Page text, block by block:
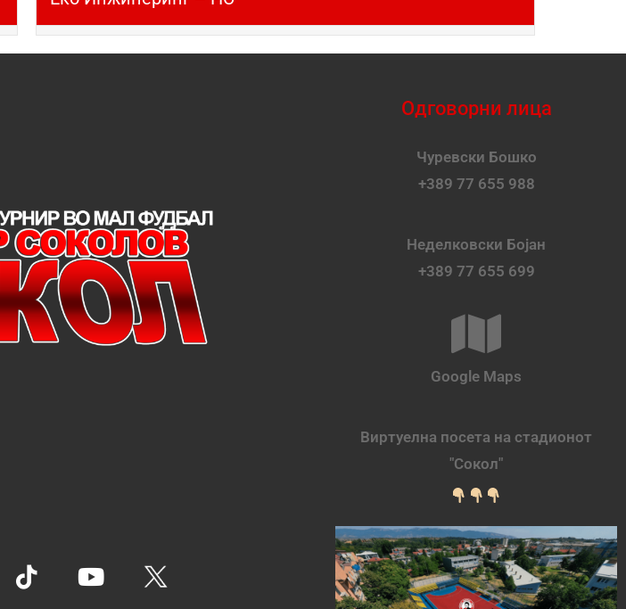
Одговорни лица
Чуревски Бошко
+389 77 655 988
Неделковски Бојан
+389 77 655 699
Google Maps
Виртуелна посета на стадионот
"Сокол"